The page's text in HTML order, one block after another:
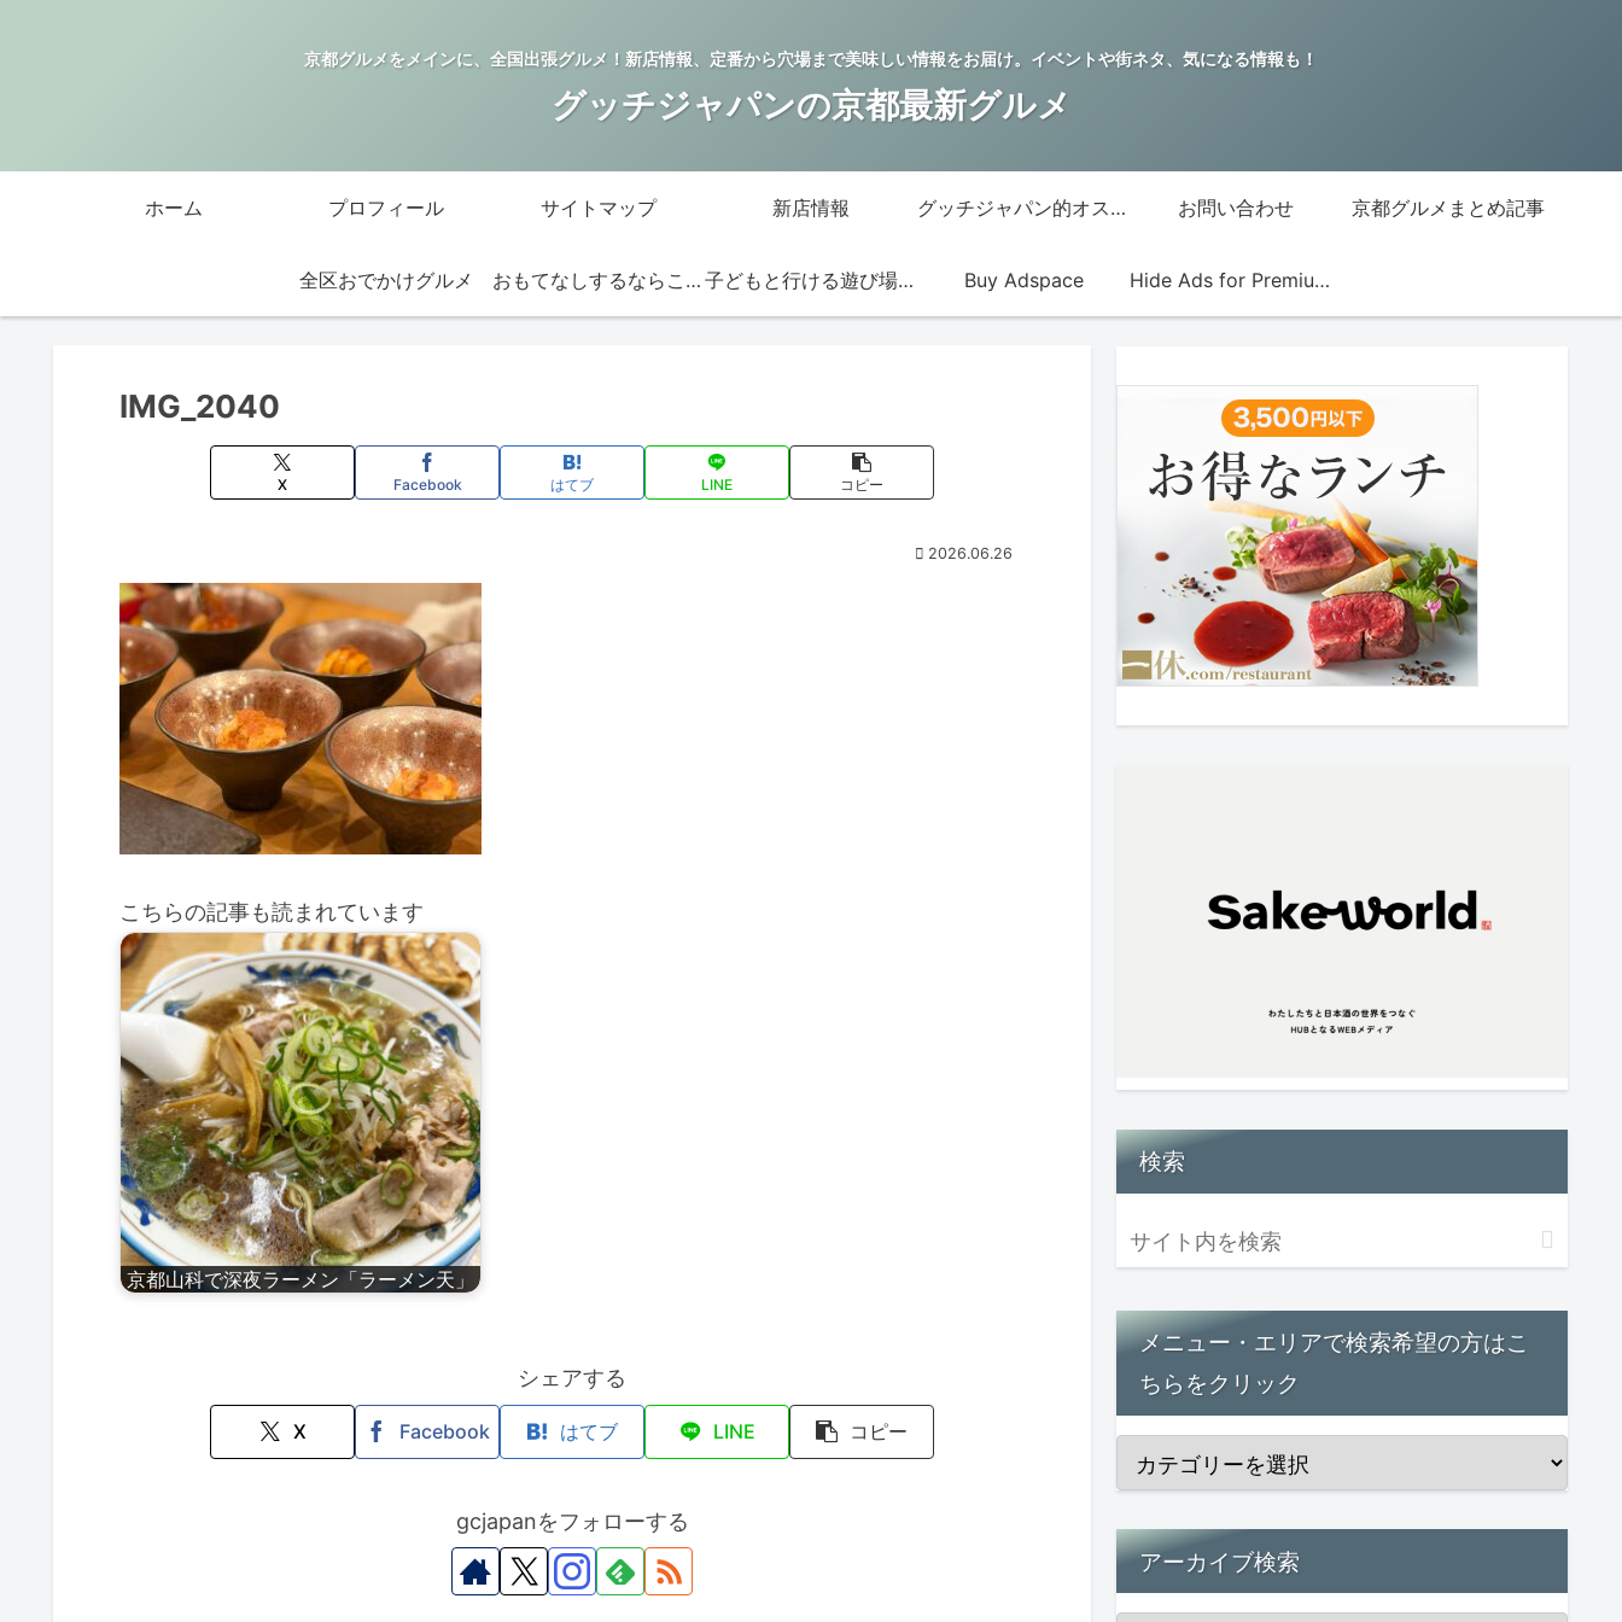
京都グルメをメインに、全国出張グルメ！新店情報、定番から穴場まで美味しい情報をお届け。イベントや街ネタ、気になる情報も！
グッチジャパンの京都最新グルメ
ホーム プロフィール サイトマップ 新店情報 グッチジャパン的オススメ店 お問い合わせ 京都グルメまとめ記事
全区おでかけグルメ おもてなしするならこの店 子どもと行ける遊び場・お店 Buy Adspace Hide Ads for Premium Members
IMG_2040
X Facebook はてブ LINE コピー
2026.06.26
こちらの記事も読まれています
京都山科で深夜ラーメン「ラーメン天」
シェアする
X Facebook はてブ LINE コピー
gcjapanをフォローする
検索
メニュー・エリアで検索希望の方はこ
ちらをクリック
アーカイブ検索